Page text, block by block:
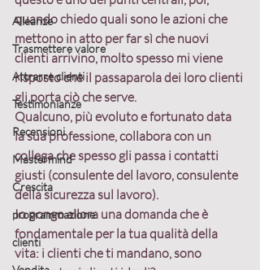
Alleanze
Trasmettere valore
Attrarre clienti
Testimonianze
Recensioni
Mastermind
Crescita
programmazione
clienti
quando chiedo quali sono le azioni che
mettono in atto per far sì che nuovi
clienti arrivino, molto spesso mi viene
risposto che il passaparola dei loro clienti
gli porta ciò che serve.
Qualcuno, più evoluto e fortunato data
la sua professione, collabora con un
collega che spesso gli passa i contatti
giusti (consulente del lavoro, consulente
della sicurezza sul lavoro).
Io pongo allora una domanda che è
fondamentale per la tua qualità della
vita: i clienti che ti mandano, sono